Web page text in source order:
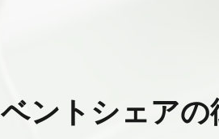
ベントシェア